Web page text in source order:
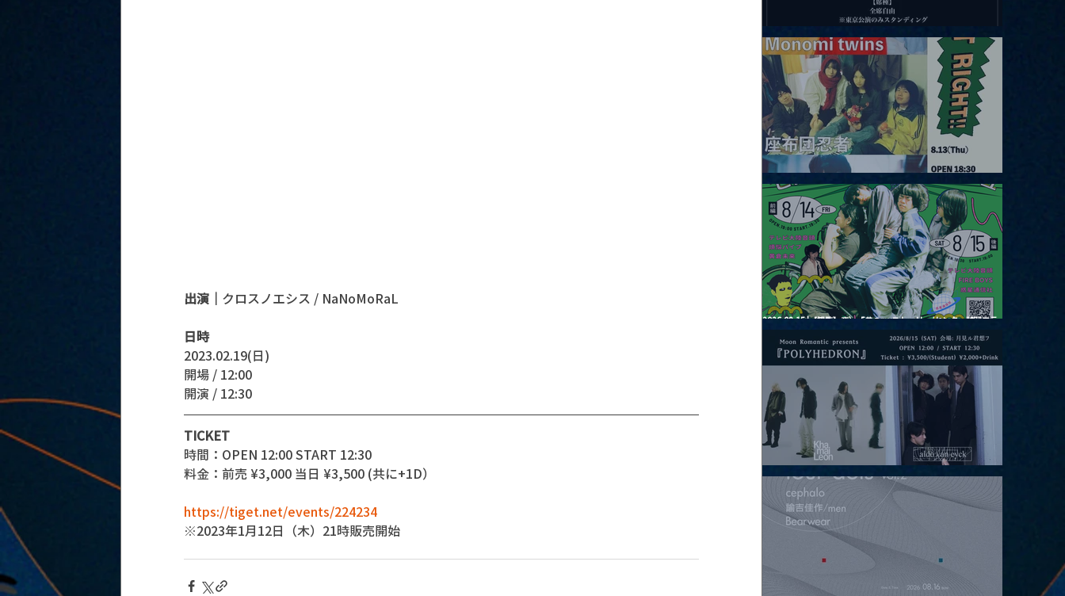
出演｜ クロスノエシス / NaNoMoRaL
日時
2023.02.19(日)
開場 / 12:00
開演 / 12:30
TICKET
時間：OPEN 12:00 START 12:30
料金：前売 ¥3,000 当日 ¥3,500 (共に+1D）
https://tiget.net/events/224234
※2023年1月12日（木）21時販売開始
2026.08.12 |【観覧】田澤孝介 ソロワンマン 「Ballad Box 2026」
2026.08.13 |【観覧】JUST RIGHT!! vol.26
2026.08.15 |【観覧】夜）『巷のmyストーリー/センター"訳"フラ
ッシュ⚡️後編』
2026.08.15 |【観覧】昼）月見ルpre.『POLYHEDRON』